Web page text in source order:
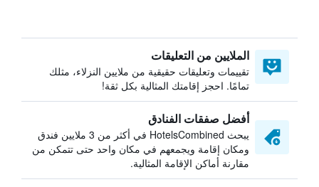
الملايين من التعليقات
تقييمات وتعليقات حقيقية من ملايين النزلاء، مثلك
تمامًا. احجز إقامتك المثالية بكل ثقة!
أفضل صفقات الفنادق
يبحث HotelsCombined في أكثر من 3 ملايين فندق
ومكان إقامة ويجمعهم في مكان واحد حتى تتمكن من
مقارنة أماكن الإقامة المثالية.